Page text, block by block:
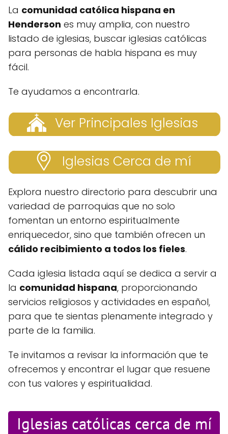
La comunidad católica hispana en
Henderson es muy amplia, con nuestro
listado de iglesias, buscar iglesias católicas
para personas de habla hispana es muy
fácil.
Te ayudamos a encontrarla.
Ver Principales Iglesias
Iglesias Cerca de mí
Explora nuestro directorio para descubrir una
variedad de parroquias que no solo
fomentan un entorno espiritualmente
enriquecedor, sino que también ofrecen un
cálido recibimiento a todos los fieles.
Cada iglesia listada aquí se dedica a servir a
la comunidad hispana, proporcionando
servicios religiosos y actividades en español,
para que te sientas plenamente integrado y
parte de la familia.
Te invitamos a revisar la información que te
ofrecemos y encontrar el lugar que resuene
con tus valores y espiritualidad.
Iglesias católicas cerca de mí